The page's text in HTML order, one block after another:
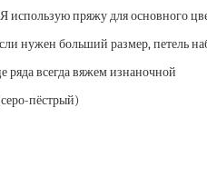
пряжу для основного
нужен больший размер, петель
всегда вяжем изнаночной
пёстрый)